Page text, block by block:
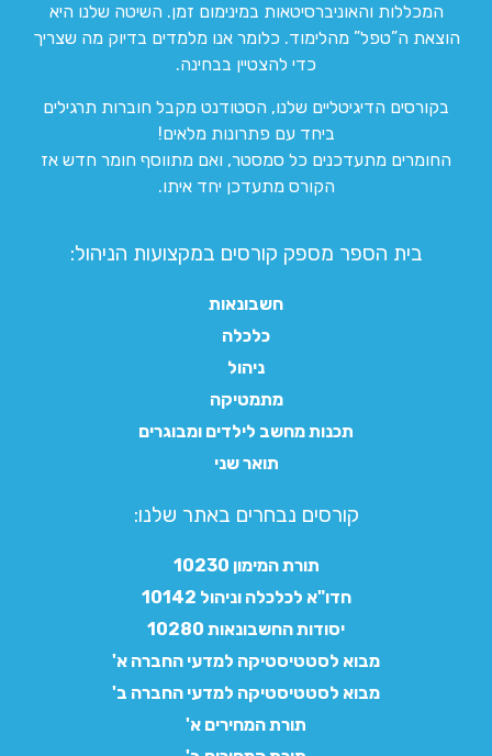
המכללות והאוניברסיטאות במינימום זמן. השיטה שלנו היא
הוצאת ה”טפל” מהלימוד. כלומר אנו מלמדים בדיוק מה שצריך
כדי להצטיין בבחינה.
בקורסים הדיגיטליים שלנו, הסטודנט מקבל חוברות תרגילים
ביחד עם פתרונות מלאים!
החומרים מתעדכנים כל סמסטר, ואם מתווסף חומר חדש אז
הקורס מתעדכן יחד איתו.
בית הספר מספק קורסים במקצועות הניהול:
חשבונאות
כלכלה
ניהול
מתמטיקה
תכנות מחשב לילדים ומבוגרים
תואר שני
קורסים נבחרים באתר שלנו:​
תורת המימון 10230
חדו"א לכלכלה וניהול 10142
יסודות החשבונאות 10280
מבוא לסטטיסטיקה למדעי החברה א'
מבוא לסטטיסטיקה למדעי החברה ב'
תורת המחירים א'